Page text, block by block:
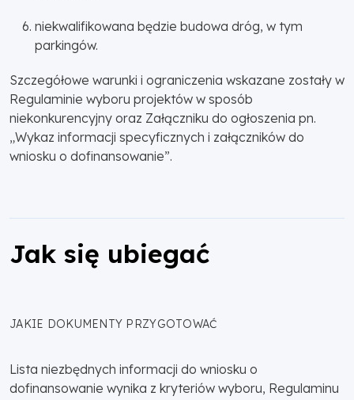
niekwalifikowana będzie budowa dróg, w tym
parkingów.
Szczegółowe warunki i ograniczenia wskazane zostały w
Regulaminie wyboru projektów w sposób
niekonkurencyjny oraz Załączniku do ogłoszenia pn.
„Wykaz informacji specyficznych i załączników do
wniosku o dofinansowanie”.
Jak się ubiegać
JAKIE DOKUMENTY PRZYGOTOWAĆ
Lista niezbędnych informacji do wniosku o
dofinansowanie wynika z kryteriów wyboru, Regulaminu